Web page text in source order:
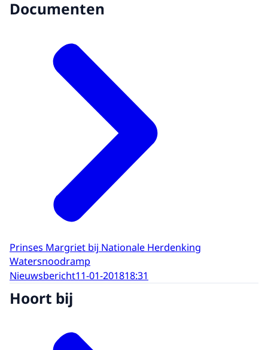
Documenten
Prinses Margriet bij Nationale Herdenking
Watersnoodramp
Nieuwsbericht11-01-201818:31
Hoort bij